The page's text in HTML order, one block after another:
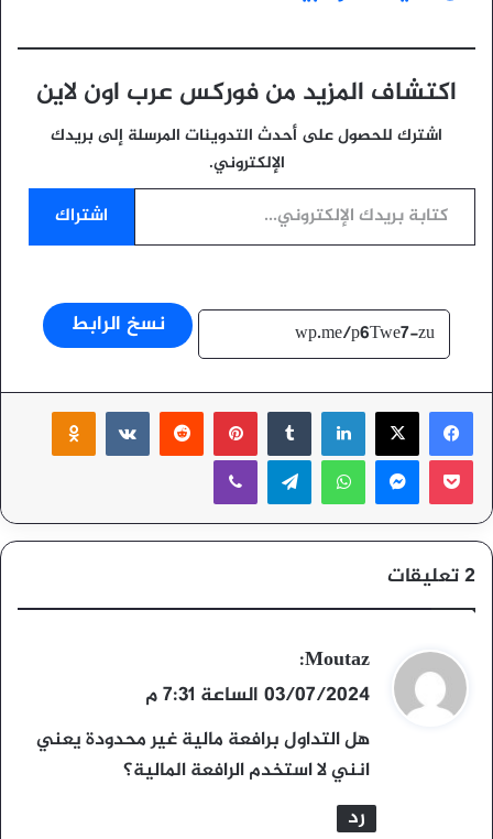
اكتشاف المزيد من فوركس عرب اون لاين
اشترك للحصول على أحدث التدوينات المرسلة إلى بريدك
الإلكتروني.
كتابة بريدك الإلكتروني...
اشتراك
نسخ الرابط
فيسبوك
‫X لينكدإن بينتيريست
‫Pocketماسنجرواتسابتيلقرامڤايبر
‫2 تعليقات
ي
ق
و
ل
Moutaz
:
03/07/2024 الساعة 7:31 م
هل التداول برافعة مالية غير محدودة يعني
انني لا استخدم الرافعة المالية؟
رد